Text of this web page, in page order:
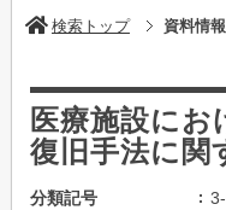
検索トップ 資料情報
医療施設にお
復旧手法に関
分類記号